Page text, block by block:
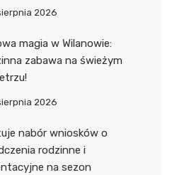
2026
magia w Wilanowie:
zabawa na świeżym
2026
nabór wniosków o
rodzinne i
na sezon